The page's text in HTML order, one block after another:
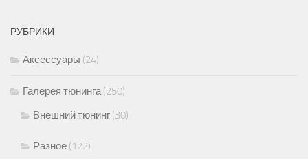
РУБРИКИ
Аксессуары (24)
Галерея тюнинга(250)
Внешний тюнинг (30)
Разное (122)